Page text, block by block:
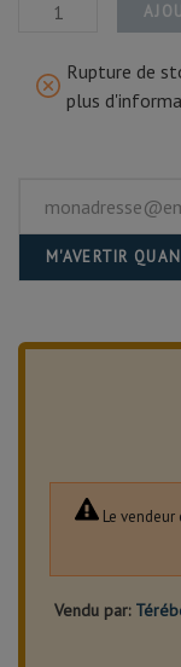
Rupture de
plus
M'AVERTIR
Le
Vendu par: